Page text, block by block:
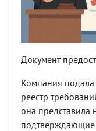
Документ
Компания
реестр
она представила
подтверждающие